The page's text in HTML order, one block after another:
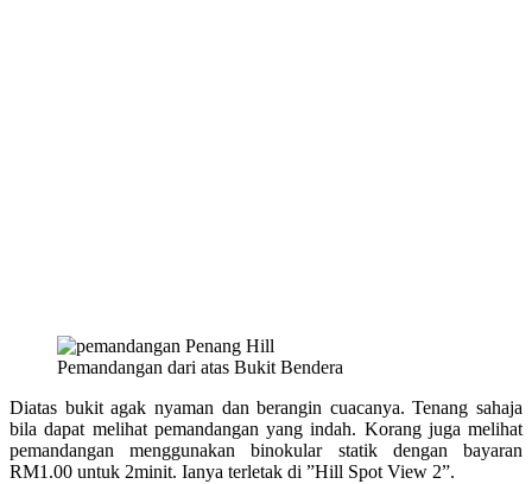
Pemandangan dari atas Bukit Bendera
Diatas bukit agak nyaman dan berangin cuacanya. Tenang sahaja
bila dapat melihat pemandangan yang indah. Korang juga melihat
pemandangan menggunakan binokular statik dengan bayaran
RM1.00 untuk 2minit. Ianya terletak di ”Hill Spot View 2”.